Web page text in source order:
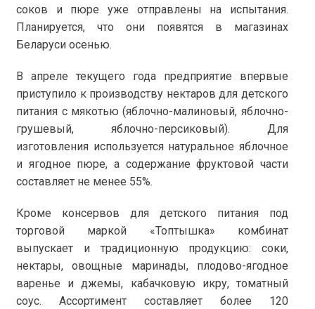
соков и пюре уже отправлены на испытания.
Планируется, что они появятся в магазинах
Беларуси осенью.
В апреле текущего года предприятие впервые
приступило к производству нектаров для детского
питания с мякотью (яблочно-малиновый, яблочно-
грушевый, яблочно-персиковый). Для
изготовления используется натуральное яблочное
и ягодное пюре, а содержание фруктовой части
составляет не менее 55%.
Кроме консервов для детского питания под
торговой маркой «Топтышка» комбинат
выпускает и традиционную продукцию: соки,
нектары, овощные маринады, плодово-ягодное
варенье и джемы, кабачковую икру, томатный
соус. Ассортимент составляет более 120